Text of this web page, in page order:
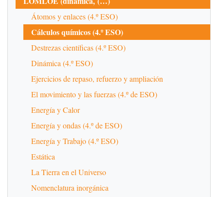
Átomos y enlaces (4.º ESO)
Cálculos químicos (4.º ESO)
Destrezas científicas (4.º ESO)
Dinámica (4.º ESO)
Ejercicios de repaso, refuerzo y ampliación
El movimiento y las fuerzas (4.º de ESO)
Energía y Calor
Energía y ondas (4.º de ESO)
Energía y Trabajo (4.º ESO)
Estática
La Tierra en el Universo
Nomenclatura inorgánica